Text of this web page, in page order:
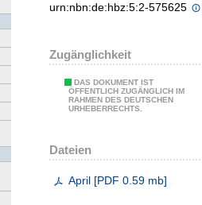
urn:nbn:de:hbz:5:2-575625
Zugänglichkeit
DAS DOKUMENT IST
ÖFFENTLICH ZUGÄNGLICH IM
RAHMEN DES DEUTSCHEN
URHEBERRECHTS.
Dateien
April [PDF 0.59 mb]